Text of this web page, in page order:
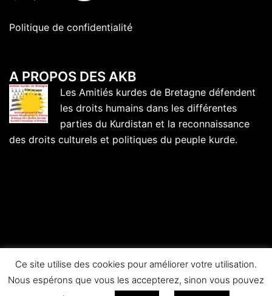
Politique de confidentialité
A PROPOS DES AKB
Les Amitiés kurdes de Bretagne défendent
les droits humains dans les différentes
parties du Kurdistan et la reconnaissance
des droits culturels et politiques du peuple kurde.
Ce site utilise des cookies pour améliorer votre utilisation.
Nous espérons que vous les accepterez, sinon vous pouvez